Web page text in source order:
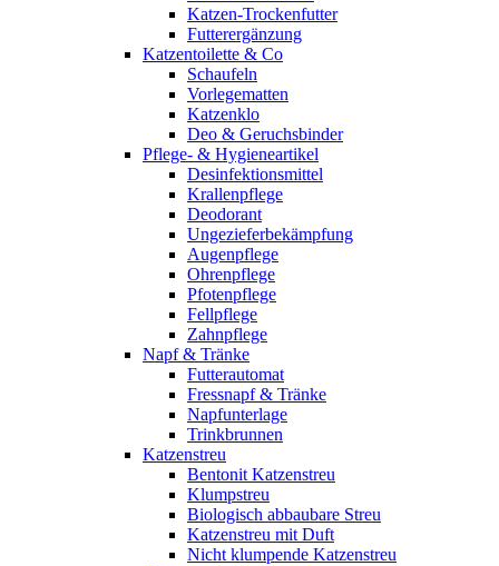
Katzen-Trockenfutter
Futterergänzung
Katzentoilette & Co
Schaufeln
Vorlegematten
Katzenklo
Deo & Geruchsbinder
Pflege- & Hygieneartikel
Desinfektionsmittel
Krallenpflege
Deodorant
Ungezieferbekämpfung
Augenpflege
Ohrenpflege
Pfotenpflege
Fellpflege
Zahnpflege
Napf & Tränke
Futterautomat
Fressnapf & Tränke
Napfunterlage
Trinkbrunnen
Katzenstreu
Bentonit Katzenstreu
Klumpstreu
Biologisch abbaubare Streu
Katzenstreu mit Duft
Nicht klumpende Katzenstreu